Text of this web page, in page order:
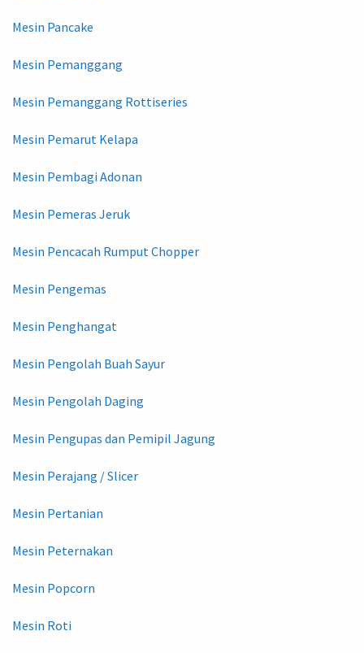
Mesin Pancake
Mesin Pemanggang
Mesin Pemanggang Rottiseries
Mesin Pemarut Kelapa
Mesin Pembagi Adonan
Mesin Pemeras Jeruk
Mesin Pencacah Rumput Chopper
Mesin Pengemas
Mesin Penghangat
Mesin Pengolah Buah Sayur
Mesin Pengolah Daging
Mesin Pengupas dan Pemipil Jagung
Mesin Perajang / Slicer
Mesin Pertanian
Mesin Peternakan
Mesin Popcorn
Mesin Roti